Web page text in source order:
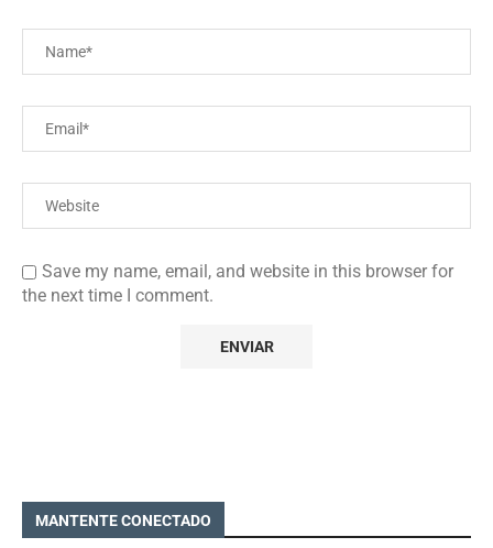
Save my name, email, and website in this browser for
the next time I comment.
MANTENTE CONECTADO